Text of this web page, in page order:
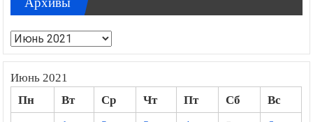
Архивы
Июнь 2021
Пн Вт Ср Чт Пт Сб
Вс